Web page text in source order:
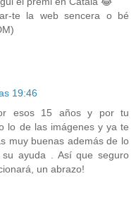
te la web sencera o bé
19:46
esos 15 años y por tu
lo de las imágenes y ya te
muy buenas además de lo
ayuda . Así que seguro
un abrazo!